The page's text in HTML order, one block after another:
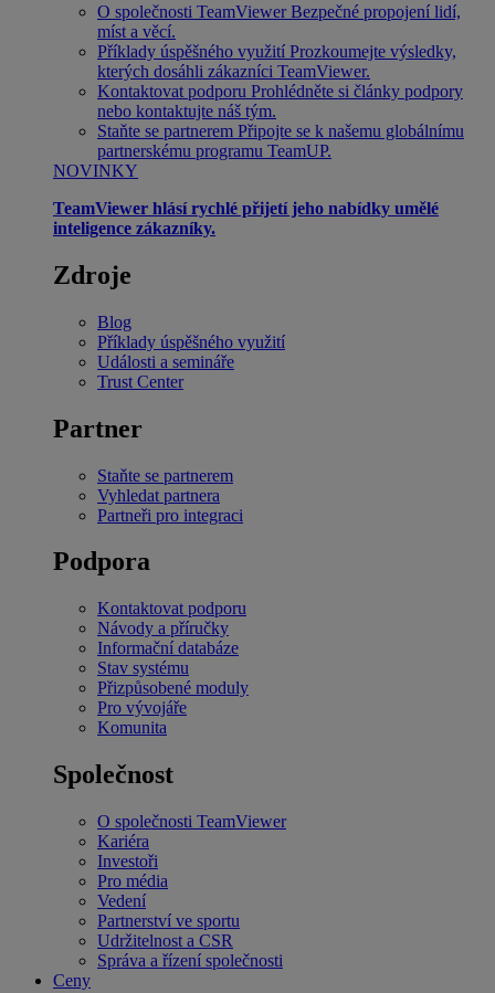
O společnosti TeamViewer Bezpečné propojení lidí,
míst a věcí.
Příklady úspěšného využití Prozkoumejte výsledky,
kterých dosáhli zákazníci TeamViewer.
Kontaktovat podporu Prohlédněte si články podpory
nebo kontaktujte náš tým.
Staňte se partnerem Připojte se k našemu globálnímu
partnerskému programu TeamUP.
NOVINKY
TeamViewer hlásí rychlé přijetí jeho nabídky umělé
inteligence zákazníky.
Zdroje
Blog
Příklady úspěšného využití
Události a semináře
Trust Center
Partner
Staňte se partnerem
Vyhledat partnera
Partneři pro integraci
Podpora
Kontaktovat podporu
Návody a příručky
Informační databáze
Stav systému
Přizpůsobené moduly
Pro vývojáře
Komunita
Společnost
O společnosti TeamViewer
Kariéra
Investoři
Pro média
Vedení
Partnerství ve sportu
Udržitelnost a CSR
Správa a řízení společnosti
Ceny